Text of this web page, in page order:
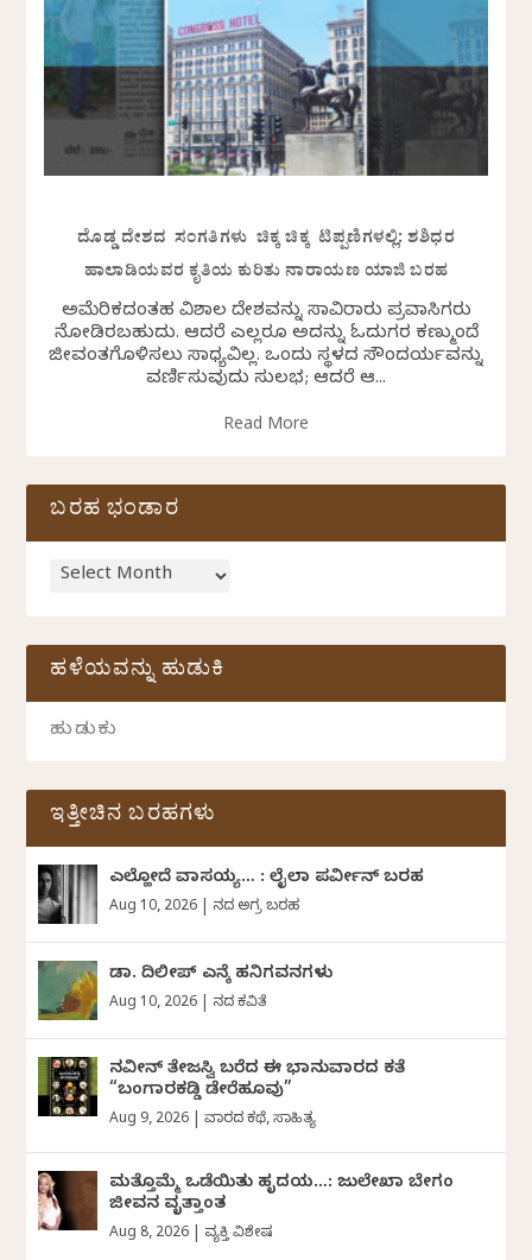
ದೊಡ್ಡ ದೇಶದ ಸಂಗತಿಗಳು ಚಿಕ್ಕ ಚಿಕ್ಕ ಟಿಪ್ಪಣಿಗಳಲ್ಲಿ: ಶಶಿಧರ
ಹಾಲಾಡಿಯವರ ಕೃತಿಯ ಕುರಿತು ನಾರಾಯಣ ಯಾಜಿ ಬರಹ
ಅಮೆರಿಕದಂತಹ ವಿಶಾಲ ದೇಶವನ್ನು ಸಾವಿರಾರು ಪ್ರವಾಸಿಗರು
ನೋಡಿರಬಹುದು. ಆದರೆ ಎಲ್ಲರೂ ಅದನ್ನು ಓದುಗರ ಕಣ್ಮುಂದೆ
ಜೀವಂತಗೊಳಿಸಲು ಸಾಧ್ಯವಿಲ್ಲ. ಒಂದು ಸ್ಥಳದ ಸೌಂದರ್ಯವನ್ನು
ವರ್ಣಿಸುವುದು ಸುಲಭ; ಆದರೆ ಆ...
Read More
ಬರಹ ಭಂಡಾರ
ಹಳೆಯವನ್ನು ಹುಡುಕಿ
ಇತ್ತೀಚಿನ ಬರಹಗಳು
ಎಲ್ಹೋದೆ ವಾಸಯ್ಯ… : ಲೈಲಾ ಪರ್ವೀನ್‌ ಬರಹ
Aug 10, 2026 ದಿನದ ಅಗ್ರ ಬರಹ
ಡಾ. ದಿಲೀಪ್ ಎನ್ಕೆ ಹನಿಗವನಗಳು
Aug 10, 2026 ದಿನದ ಕವಿತೆ
ನವೀನ್‌ ತೇಜಸ್ವಿ ಬರೆದ ಈ ಭಾನುವಾರದ ಕತೆ
“ಬಂಗಾರಕಡ್ಡಿ ಡೇರೆಹೂವು”
Aug 9, 2026 |ವಾರದ ಕಥೆ,ಸಾಹಿತ್ಯ
ಮತ್ತೊಮ್ಮೆ ಒಡೆಯಿತು ಹೃದಯ…: ಜುಲೇಖಾ ಬೇಗಂ
ಜೀವನ ವೃತ್ತಾಂತ
Aug 8, 2026 ವ್ಯಕ್ತಿ ವಿಶೇಷ